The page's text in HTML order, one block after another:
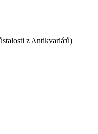
z Antikvariátů)